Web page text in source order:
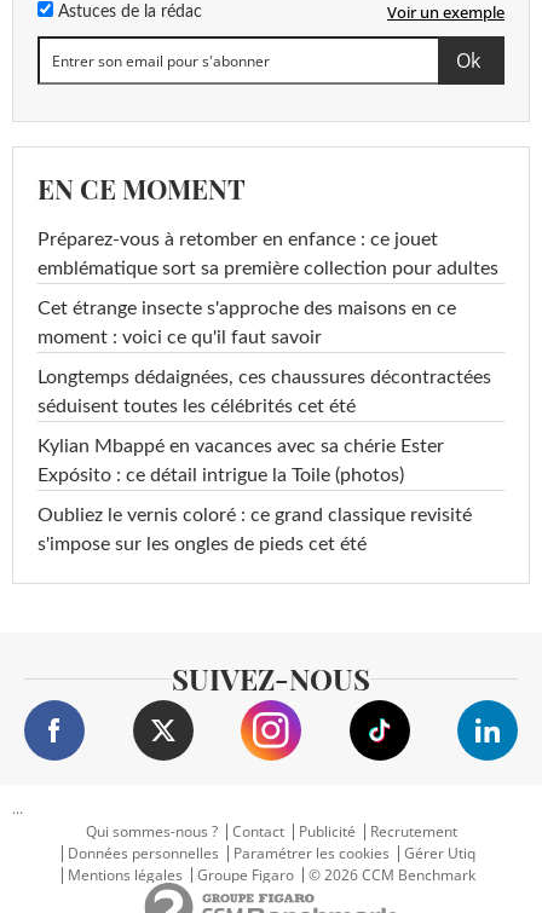
Astuces de la rédac Voir un exemple
EN CE MOMENT
Préparez-vous à retomber en enfance : ce jouet
emblématique sort sa première collection pour adultes
Cet étrange insecte s'approche des maisons en ce
moment : voici ce qu'il faut savoir
Longtemps dédaignées, ces chaussures décontractées
séduisent toutes les célébrités cet été
Kylian Mbappé en vacances avec sa chérie Ester
Expósito : ce détail intrigue la Toile (photos)
Oubliez le vernis coloré : ce grand classique revisité
s'impose sur les ongles de pieds cet été
SUIVEZ-NOUS
...
Qui sommes-nous ?
Contact Publicité
Recrutement
Données personnelles
Paramétrer les cookies
Gérer Utiq
Mentions légales
Groupe Figaro © 2026 CCM Benchmark